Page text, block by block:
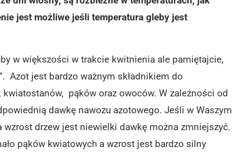
jest możliwe jeśli temperatura gleby jest
w większości w trakcie kwitnienia ale pamiętajcie,
Azot jest bardzo ważnym składnikiem do
pąków oraz owoców. W zależności od
dawkę nawozu azotowego. Jeśli w Waszym
drzew jest niewielki dawkę można zmniejszyć.
pąków kwiatowych a wzrost jest bardzo silny